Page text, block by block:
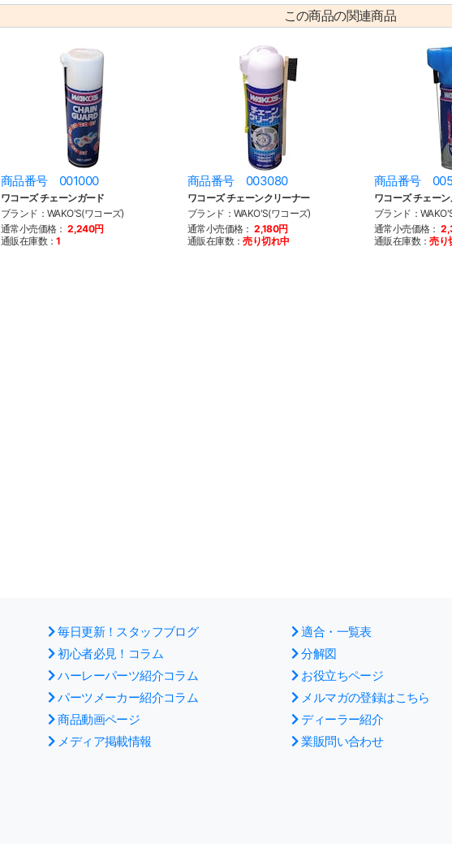
この商品の関連商品
商品番号 001000
ワコーズ チェーンガード
ブランド：WAKO'S(ワコーズ)
通常小売価格： 2,240円
通販在庫数：1
商品番号 003080
ワコーズ チェーンクリーナー
ブランド：WAKO'S(ワコーズ)
通常小売価格： 2,180円
通販在庫数：売り切れ中
商品番号
ワコーズ チェー
ブランド：
通常小売価格：
通販在庫数：売り
毎日更新！スタッフブログ
初心者必見！コラム
ハーレーパーツ紹介コラム
パーツメーカー紹介コラム
商品動画ページ
メディア掲載情報
適合・一覧表
分解図
お役立ちページ
メルマガの登録はこちら
ディーラー紹介
業販問い合わせ